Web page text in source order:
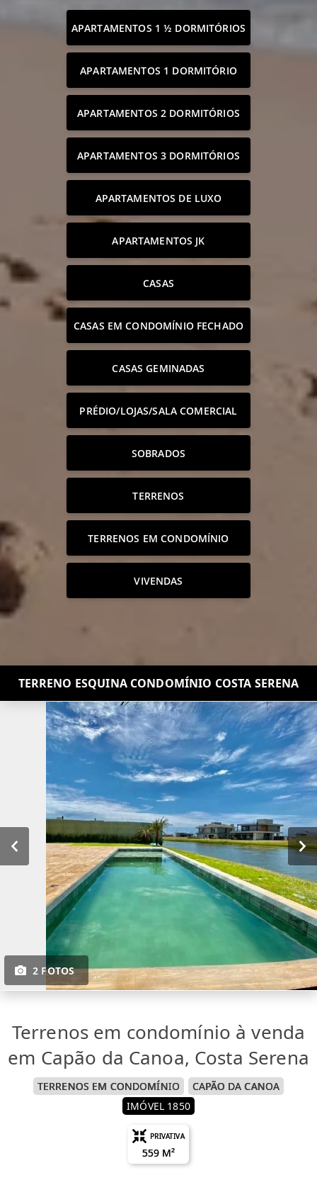
APARTAMENTOS 1 ½ DORMITÓRIOS
APARTAMENTOS 1 DORMITÓRIO
APARTAMENTOS 2 DORMITÓRIOS
APARTAMENTOS 3 DORMITÓRIOS
APARTAMENTOS DE LUXO
APARTAMENTOS JK
CASAS
CASAS EM CONDOMÍNIO FECHADO
CASAS GEMINADAS
PRÉDIO/LOJAS/SALA COMERCIAL
SOBRADOS
TERRENOS
TERRENOS EM CONDOMÍNIO
VIVENDAS
TERRENO ESQUINA CONDOMÍNIO COSTA SERENA
2 FOTOS
Terrenos em condomínio à venda
em Capão da Canoa, Costa Serena
TERRENOS EM CONDOMÍNIO
CAPÃO DA CANOA
IMÓVEL 1850
PRIVATIVA
559 M²